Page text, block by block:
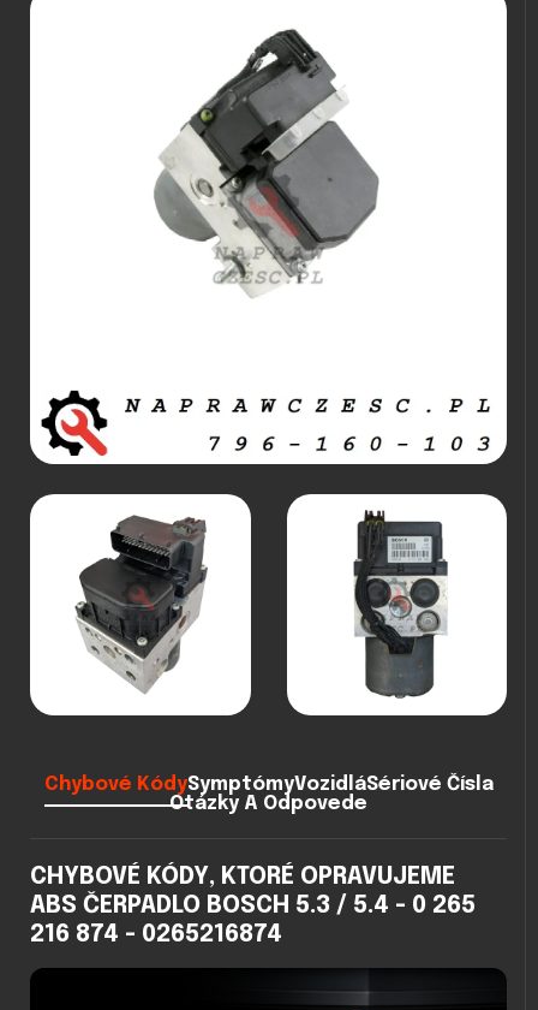
Chybové KódySymptómyVozidláSériové Čísla
Otázky A Odpovede
CHYBOVÉ KÓDY, KTORÉ OPRAVUJEME
ABS ČERPADLO BOSCH 5.3 / 5.4 - 0 265
216 874 - 0265216874